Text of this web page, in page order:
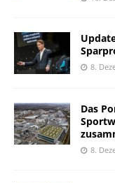
8.
Das
8.